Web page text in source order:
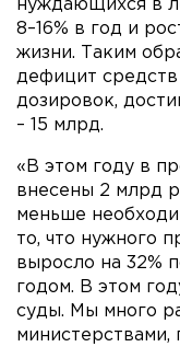
нуждающихся в
8–16% в год и
жизни. Таким
дефицит средств
дозировок,
– 15 млрд.
«В этом году в
внесены 2 млрд
меньше
то, что нужного
выросло на 32%
годом. В этом
суды. Мы много
министерствами,